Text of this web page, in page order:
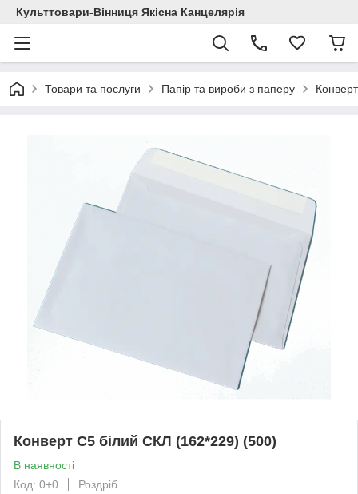
Культтовари-Вінниця Якісна Канцелярія
Товари та послуги Папір та вироби з паперу
Конверт C5 білий СКЛ (162*229) (500)
В наявності
Код: 0+0
Роздріб